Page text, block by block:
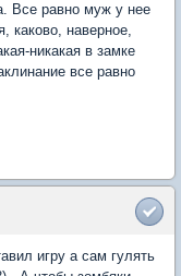
Все равно муж у нее
каково, наверное,
никакая в замке
все равно
игру а сам гулять